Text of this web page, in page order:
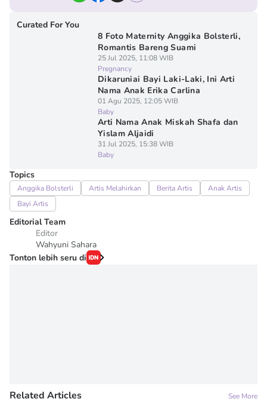
Curated For You
8 Foto Maternity Anggika Bolsterli,
Romantis Bareng Suami
25 Jul 2025, 11:08 WIB
Pregnancy
Dikaruniai Bayi Laki-Laki, Ini Arti
Nama Anak Erika Carlina
01 Agu 2025, 12:05 WIB
Baby
Arti Nama Anak Miskah Shafa dan
Yislam Aljaidi
31 Jul 2025, 15:38 WIB
Baby
Topics
Anggika Bolsterli Artis Melahirkan Berita Artis
Anak Artis
Bayi Artis
Editorial Team
Editor
Wahyuni Sahara
Tonton lebih seru di
Related Articles See More